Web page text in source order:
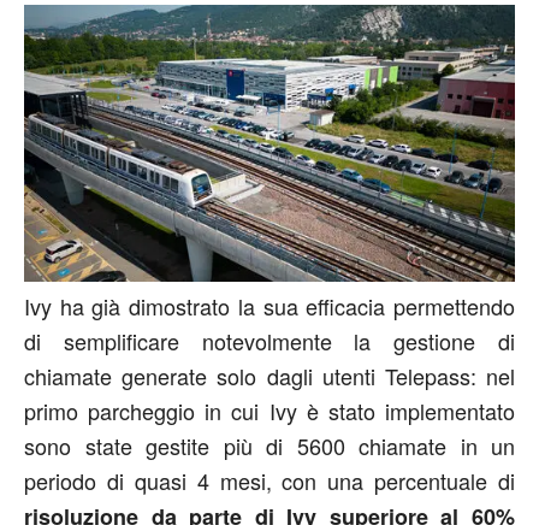
Ivy ha già dimostrato la sua efficacia permettendo
di semplificare notevolmente la gestione di
chiamate generate solo dagli utenti Telepass: nel
primo parcheggio in cui Ivy è stato implementato
sono state gestite più di 5600 chiamate in un
periodo di quasi 4 mesi, con una percentuale di
risoluzione da parte di Ivy superiore al 60%